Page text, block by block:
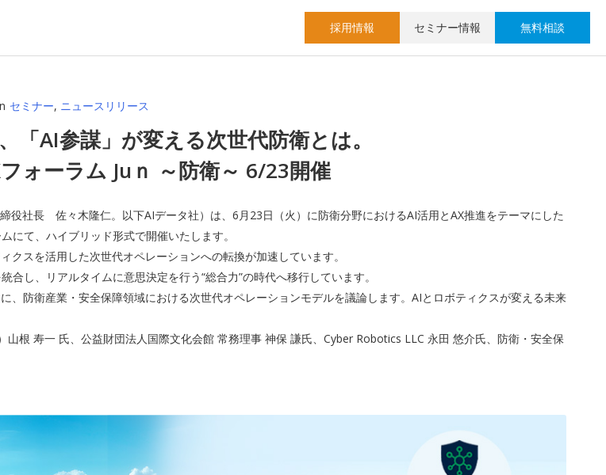
採用情報 セミナー情報 無料相談
セミナー, ニュースリリース
「AI参謀」が変える次世代防衛とは。
ォーラム Juｎ ～防衛～ 6/23開催
役社長 佐々木隆仁。以下AIデータ社）は、6月23日（火）に防衛分野におけるAI活用とAX推進をテーマにした
にて、ハイブリッド形式で開催いたします。
スを活用した次世代オペレーションへの転換が加速しています。
し、リアルタイムに意思決定を行う“総合力”の時代へ移行しています。
防衛産業・安全保障領域における次世代オペレーションモデルを議論します。AIとロボティクスが変える未来
根 寿一 氏、公益財団法人国際文化会館 常務理事 神保 謙氏、Cyber Robotics LLC 永田 悠介氏、防衛・安全保